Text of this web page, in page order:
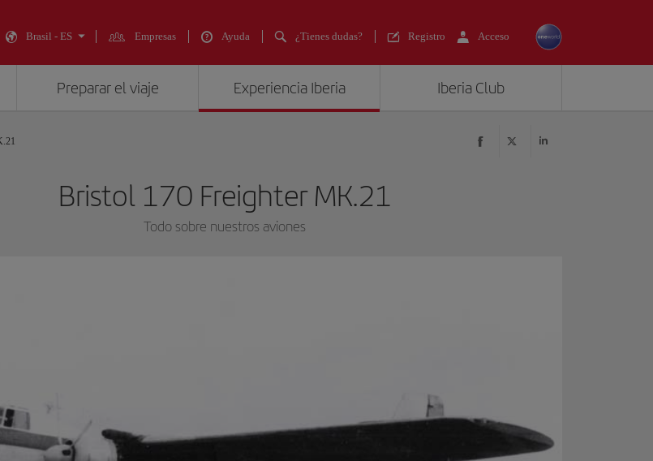
Brasil - ES Empresas Ayuda ¿Tienes dudas? Registro Acceso
Preparar el viaje Experiencia Iberia Iberia Club
Bristol 170 Freighter MK.21
Todo sobre nuestros aviones